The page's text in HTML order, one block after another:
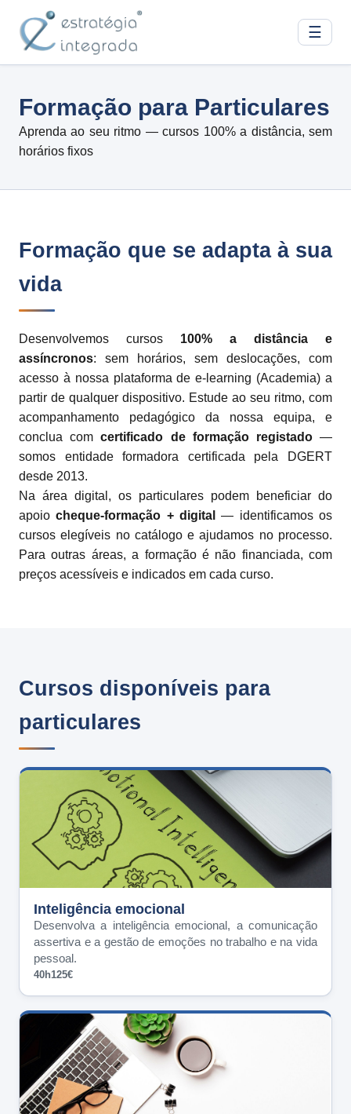
☰
Formação para Particulares
Aprenda ao seu ritmo — cursos 100% a distância, sem
horários fixos
Formação que se adapta à sua
vida
Desenvolvemos cursos 100% a distância e
assíncronos: sem horários, sem deslocações, com
acesso à nossa plataforma de e-learning (Academia) a
partir de qualquer dispositivo. Estude ao seu ritmo, com
acompanhamento pedagógico da nossa equipa, e
conclua comcertificado de formação registado—
somos entidade formadora certificada pela DGERT
desde 2013.
Na área digital, os particulares podem beneficiar do
apoiocheque-formação + digital
— identificamos os
cursos elegíveis no catálogo e ajudamos no processo.
Para outras áreas, a formação é não financiada, com
preços acessíveis e indicados em cada curso.
Cursos disponíveis para
particulares
Inteligência emocional
Desenvolva a inteligência emocional, a comunicação
assertiva e a gestão de emoções no trabalho e na vida
pessoal.
40h125€